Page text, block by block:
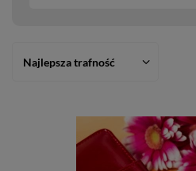
Najlepsza trafność